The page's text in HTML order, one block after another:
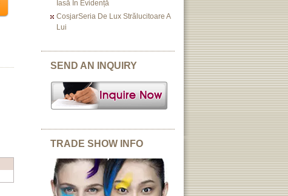
Iasă În Evidență
CosjarSeria De Lux Strălucitoare A
Lui
SEND AN INQUIRY
TRADE SHOW INFO